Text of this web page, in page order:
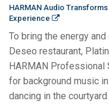
HARMAN Audio
Experience
To bring the energy
Deseo restaurant,
HARMAN
for background music
dancing in the